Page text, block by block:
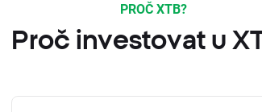
PROČ XTB?
Proč investovat u